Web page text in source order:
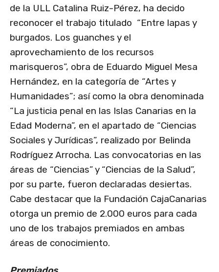
de la ULL Catalina Ruiz-Pérez, ha decido
reconocer el trabajo titulado “Entre lapas y
burgados. Los guanches y el
aprovechamiento de los recursos
marisqueros”, obra de Eduardo Miguel Mesa
Hernández, en la categoría de “Artes y
Humanidades”; así como la obra denominada
“La justicia penal en las Islas Canarias en la
Edad Moderna”, en el apartado de “Ciencias
Sociales y Jurídicas”, realizado por Belinda
Rodríguez Arrocha. Las convocatorias en las
áreas de “Ciencias” y “Ciencias de la Salud”,
por su parte, fueron declaradas desiertas.
Cabe destacar que la Fundación CajaCanarias
otorga un premio de 2.000 euros para cada
uno de los trabajos premiados en ambas
áreas de conocimiento.